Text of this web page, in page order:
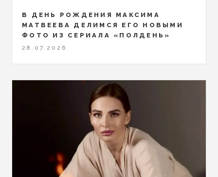
В ДЕНЬ РОЖДЕНИЯ МАКСИМА
МАТВЕЕВА ДЕЛИМСЯ ЕГО НОВЫМИ
ФОТО ИЗ СЕРИАЛА «ПОЛДЕНЬ»
28.07.2026